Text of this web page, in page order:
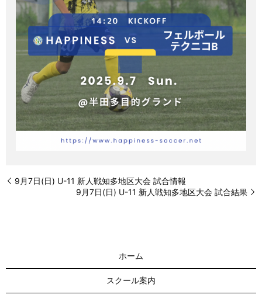
9月7日(日) U-11 新人戦知多地区大会 試合情報
9月7日(日) U-11 新人戦知多地区大会 試合結果
ホーム
スクール案内